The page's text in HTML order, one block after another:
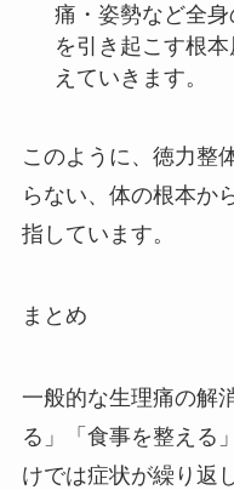
痛・姿勢など全
を引き起こす根
えていきます。
このように、徳力整
らない、体の根本か
指しています。
まとめ
一般的な生理痛の解
る」「食事を整える
けでは症状が繰り返